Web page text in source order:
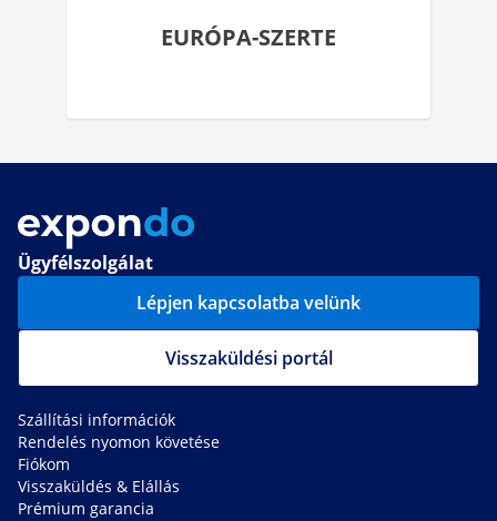
EURÓPA-SZERTE
Ügyfélszolgálat
Lépjen kapcsolatba velünk
Visszaküldési portál
Szállítási információk
Rendelés nyomon követése
Fiókom
Visszaküldés & Elállás
Prémium garancia